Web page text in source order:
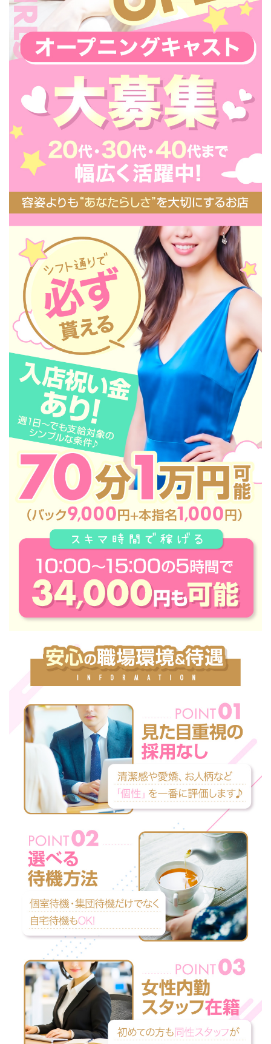
の内訳も明朗です。
副業感覚やお小遣い稼ぎがしたい方はもちろん、「目標金額が大
きい」「できるだけ長く稼ぎたい」という方もぜひご相談くださ
い。
¸.•.¸¸୨˚̣̣̣͙୧¨*✼*¨୨˚̣̣̣͙୧¸¸.•.¸
その他、送迎や衛生対策、出稼ぎOKなど待遇充実✨新店ですの
で、ここにまだ記載のない待遇等につきましてはお気軽にお問合
せください。
新規オープン店なのでまだまだ在籍人数が少なめです、お客様か
らの注目度が上がっている今がご応募の大チャンス🎉
未経験の
方も、経験者さんも、出稼ぎ希望の方も、ぜひ当店【ノンノンガ
即日面接（10時～）・体験OK！
まずはご質問やご相談でも大丈夫です。
たくさんのご連絡、心よりお待ちしております。